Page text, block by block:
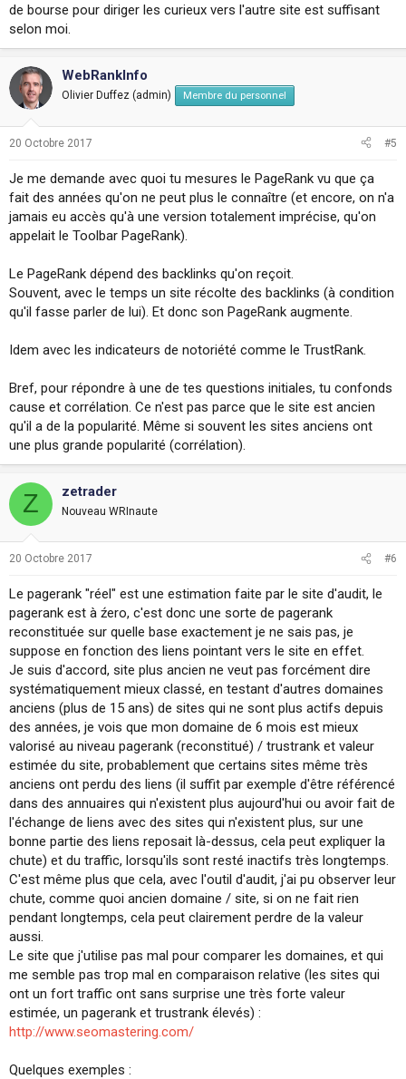
de bourse pour diriger les curieux vers l'autre site est suffisant
selon moi.
WebRankInfo
Olivier Duffez (admin) Membre du personnel
20 Octobre 2017 #5
Je me demande avec quoi tu mesures le PageRank vu que ça
fait des années qu'on ne peut plus le connaître (et encore, on n'a
jamais eu accès qu'à une version totalement imprécise, qu'on
appelait le Toolbar PageRank).
Le PageRank dépend des backlinks qu'on reçoit.
Souvent, avec le temps un site récolte des backlinks (à condition
qu'il fasse parler de lui). Et donc son PageRank augmente.
Idem avec les indicateurs de notoriété comme le TrustRank.
Bref, pour répondre à une de tes questions initiales, tu confonds
cause et corrélation. Ce n'est pas parce que le site est ancien
qu'il a de la popularité. Même si souvent les sites anciens ont
une plus grande popularité (corrélation).
Z zetrader
Nouveau WRInaute
20 Octobre 2017 #6
Le pagerank "réel" est une estimation faite par le site d'audit, le
pagerank est à źero, c'est donc une sorte de pagerank
reconstituée sur quelle base exactement je ne sais pas, je
suppose en fonction des liens pointant vers le site en effet.
Je suis d'accord, site plus ancien ne veut pas forcément dire
systématiquement mieux classé, en testant d'autres domaines
anciens (plus de 15 ans) de sites qui ne sont plus actifs depuis
des années, je vois que mon domaine de 6 mois est mieux
valorisé au niveau pagerank (reconstitué) / trustrank et valeur
estimée du site, probablement que certains sites même très
anciens ont perdu des liens (il suffit par exemple d'être référencé
dans des annuaires qui n'existent plus aujourd'hui ou avoir fait de
l'échange de liens avec des sites qui n'existent plus, sur une
bonne partie des liens reposait là-dessus, cela peut expliquer la
chute) et du traffic, lorsqu'ils sont resté inactifs très longtemps.
C'est même plus que cela, avec l'outil d'audit, j'ai pu observer leur
chute, comme quoi ancien domaine / site, si on ne fait rien
pendant longtemps, cela peut clairement perdre de la valeur
aussi.
Le site que j'utilise pas mal pour comparer les domaines, et qui
me semble pas trop mal en comparaison relative (les sites qui
ont un fort traffic ont sans surprise une très forte valeur
estimée, un pagerank et trustrank élevés) :
http://www.seomastering.com/
Quelques exemples :